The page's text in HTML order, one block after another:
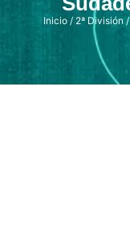
Inicio/ 2ª División/